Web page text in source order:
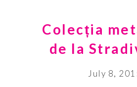
Colecția
de la
July 8,